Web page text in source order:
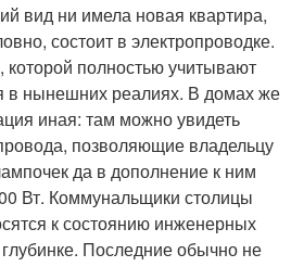
вид ни имела новая квартира,
состоит в электропроводке.
полностью учитывают
в нынешних реалиях. В домах же
иная: там можно увидеть
позволяющие владельцу
да в дополнение к ним
Вт. Коммунальщики столицы
к состоянию инженерных
Последние обычно не